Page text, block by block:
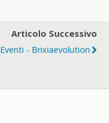
Articolo Successivo
Eventi - Brixiaevolution